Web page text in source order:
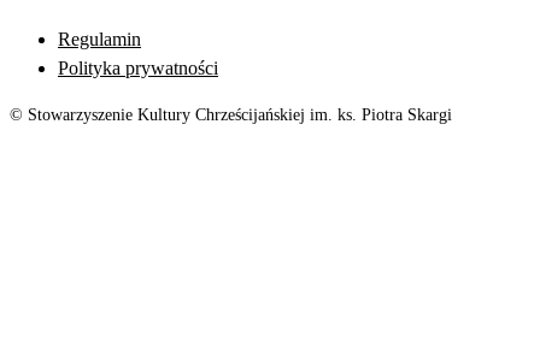
Regulamin
Polityka prywatności
© Stowarzyszenie Kultury Chrześcijańskiej im. ks. Piotra Skargi